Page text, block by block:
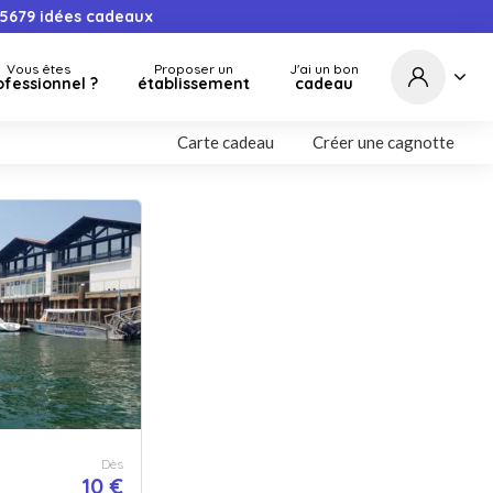
5679 idées cadeaux
Vous êtes
?
Proposer un
établissement
J'ai un bon
cadeau
Carte cadeau Créer une cagnotte
Dès
10 €